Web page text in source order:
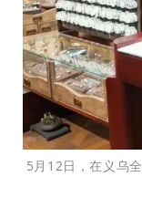
5月12日，在义乌